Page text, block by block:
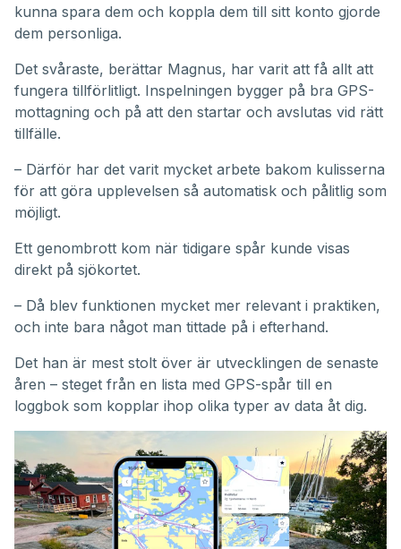
kunna spara dem och koppla dem till sitt konto gjorde
dem personliga.
Det svåraste, berättar Magnus, har varit att få allt att
fungera tillförlitligt. Inspelningen bygger på bra GPS-
mottagning och på att den startar och avslutas vid rätt
tillfälle.
– Därför har det varit mycket arbete bakom kulisserna
för att göra upplevelsen så automatisk och pålitlig som
möjligt.
Ett genombrott kom när tidigare spår kunde visas
direkt på sjökortet.
– Då blev funktionen mycket mer relevant i praktiken,
och inte bara något man tittade på i efterhand.
Det han är mest stolt över är utvecklingen de senaste
åren – steget från en lista med GPS-spår till en
loggbok som kopplar ihop olika typer av data åt dig.